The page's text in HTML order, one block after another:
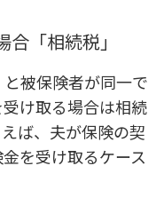
「相続税」
被保険者が同一で
け取る場合は相続
ば、夫が保険の契
を受け取るケース